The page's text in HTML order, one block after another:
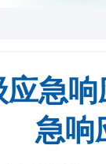
急
急响